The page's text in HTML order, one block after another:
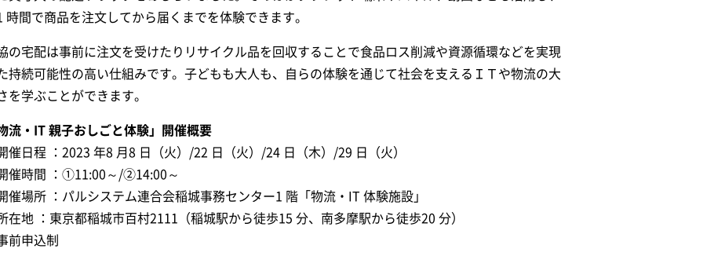
時間で商品を注文してから届くまでを体験できます。
の宅配は事前に注文を受けたりリサイクル品を回収することで食品ロス削減や資源循環などを実現
持続可能性の高い仕組みです。子どもも大人も、自らの体験を通じて社会を支えるＩＴや物流の大
を学ぶことができます。
流・IT 親子おしごと体験」開催概要
催日程 ：2023 年8 月8 日（火）/22 日（火）/24 日（木）/29 日（火）
催時間 ：①11:00～/②14:00～
催場所 ：パルシステム連合会稲城事務センター1 階「物流・IT 体験施設」
在地 ：東京都稲城市百村2111（稲城駅から徒歩15 分、南多摩駅から徒歩20 分）
前申込制